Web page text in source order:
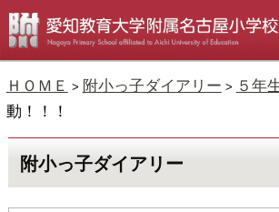
ＨＯＭＥ > 附小っ子ダイアリー > ５年
動！！！
附小っ子ダイアリー